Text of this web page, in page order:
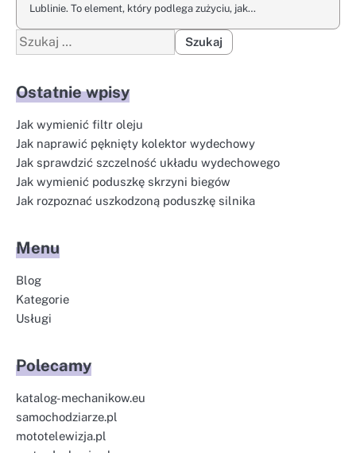
Lublinie. To element, który podlega zużyciu, jak…
Szukaj:
Ostatnie wpisy
Jak wymienić filtr oleju
Jak naprawić pęknięty kolektor wydechowy
Jak sprawdzić szczelność układu wydechowego
Jak wymienić poduszkę skrzyni biegów
Jak rozpoznać uszkodzoną poduszkę silnika
Menu
Blog
Kategorie
Usługi
Polecamy
katalog-mechanikow.eu
samochodziarze.pl
mototelewizja.pl